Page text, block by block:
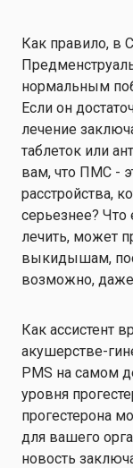
Как правило, в
нормальным
Если он
лечение
таблеток или
вам, что ПМС -
расстройства,
серьезнее? Что
лечить, может
выкидышам,
возможно, даже
Как ассистент
акушерстве-
PMS на самом
уровня
прогестерона
для вашего
новость